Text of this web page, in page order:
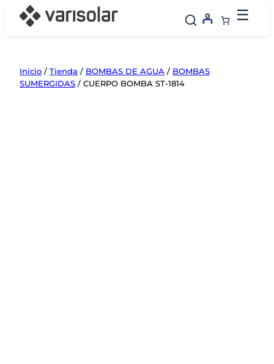
Saltar
☰
Inicio / Tienda / BOMBAS DE AGUA / BOMBAS
SUMERGIDAS / CUERPO BOMBA ST-1814